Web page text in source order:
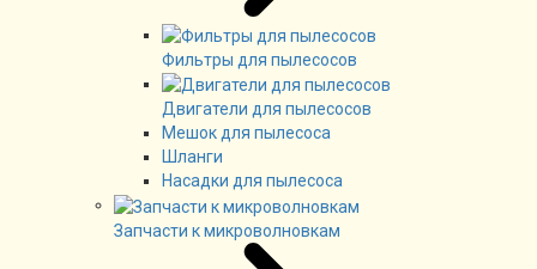
Фильтры для пылесосов
Двигатели для пылесосов
Мешок для пылесоса
Шланги
Насадки для пылесоса
Запчасти к микроволновкам